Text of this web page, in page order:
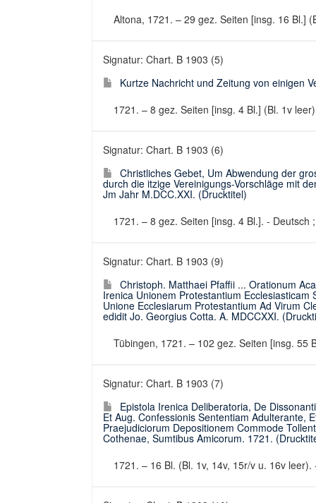
Altona, 1721. – 29 gez. Seiten [insg. 16 Bl.]
Signatur: Chart. B 1903 (5)
Kurtze Nachricht und Zeitung von einigen
1721. – 8 gez. Seiten [insg. 4 Bl.] (Bl. 1v
Signatur: Chart. B 1903 (6)
Christliches Gebet, Um Abwendung der
durch die itzige Vereinigungs-Vorschläge mit
Jm Jahr M.DCC.XXI. (Drucktitel)
1721. – 8 gez. Seiten [insg. 4 Bl.]. - Deutsch
Signatur: Chart. B 1903 (9)
Christoph. Matthaei Pfaffii ... Orationum
Irenica Unionem Protestantium
Unione Ecclesiarum Protestantium Ad Virum
edidit Jo. Georgius Cotta. A. MDCCXXI.
Tübingen, 1721. – 102 gez. Seiten [insg. 55
Signatur: Chart. B 1903 (7)
Epistola Irenica Deliberatoria, De
Et Aug. Confessionis Sententiam Adulterante,
Praejudiciorum Depositionem Commode
Cothenae, Sumtibus Amicorum. 1721.
1721. – 16 Bl. (Bl. 1v, 14v, 15r/v u. 16v